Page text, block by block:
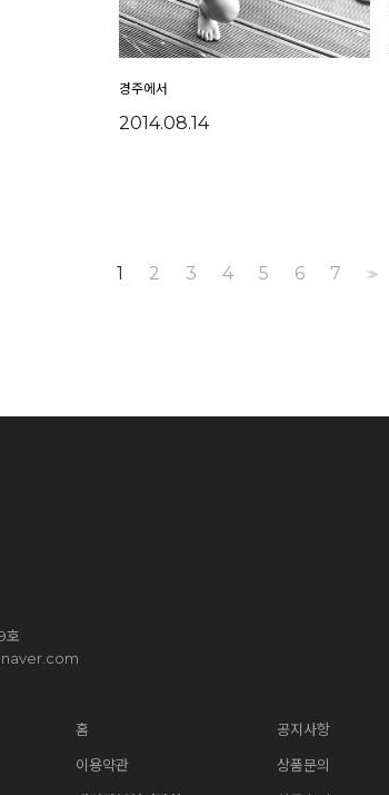
경주에서
2014.08.14
1 2 3 4 5 6 7 >>
호
홈
이용약관
공지사항
상품문의